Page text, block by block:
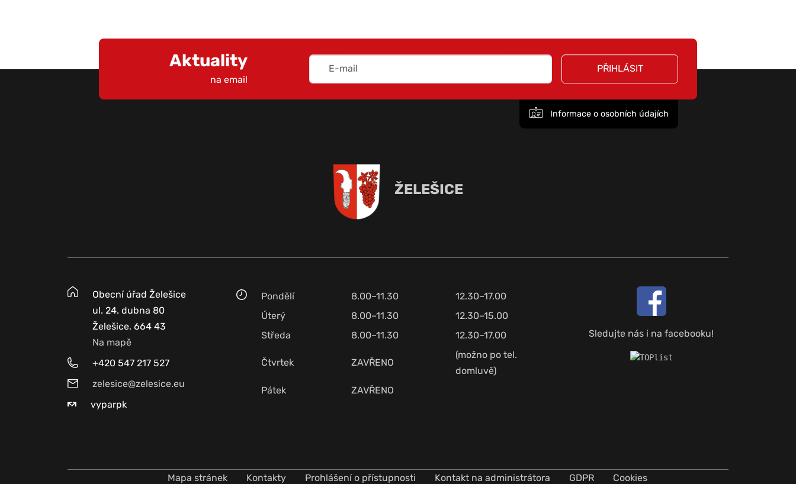
Aktuality
na email
PŘIHLÁSIT
Informace o osobních údajích
ŽELEŠICE
Obecní úřad Želešice
ul. 24. dubna 80
Želešice, 664 43
Na mapě
+420 547 217 527
zelesice@zelesice.eu
vyparpk
Pondělí 8.00–11.30
12.30–17.00
Úterý
8.00–11.30
12.30–15.00
Středa
8.00–11.30 12.30–17.00
Čtvrtek ZAVŘENO
(možno po tel.
domluvě)
Pátek
ZAVŘENO
Sledujte nás i na facebooku!
Mapa stránek Kontakty Prohlášení o přístupnosti Kontakt na administrátora GDPR Cookies